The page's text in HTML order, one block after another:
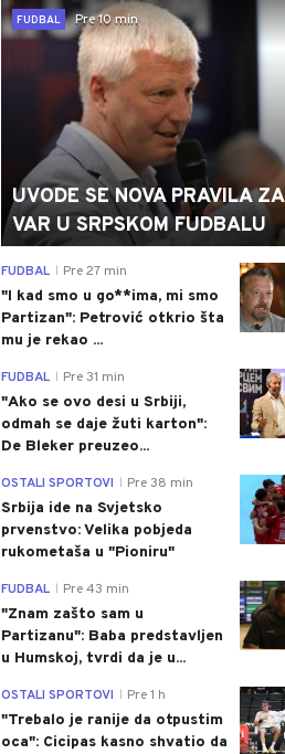
FUDBAL
Pre 10 min
UVODE SE NOVA PRAVILA ZA
VAR U SRPSKOM FUDBALU
FUDBAL Pre 27 min
"I kad smo u go**ima, mi smo
Partizan": Petrović otkrio šta
mu je rekao ...
FUDBAL Pre 31 min
"Ako se ovo desi u Srbiji,
odmah se daje žuti karton":
De Bleker preuzeo...
OSTALI SPORTOVI Pre 38 min
Srbija ide na Svjetsko
prvenstvo: Velika pobjeda
rukometaša u "Pioniru"
FUDBAL Pre 43 min
"Znam zašto sam u
Partizanu": Baba predstavljen
u Humskoj, tvrdi da je u...
OSTALI SPORTOVI Pre 1 h
"Trebalo je ranije da otpustim
oca": Cicipas kasno shvatio da